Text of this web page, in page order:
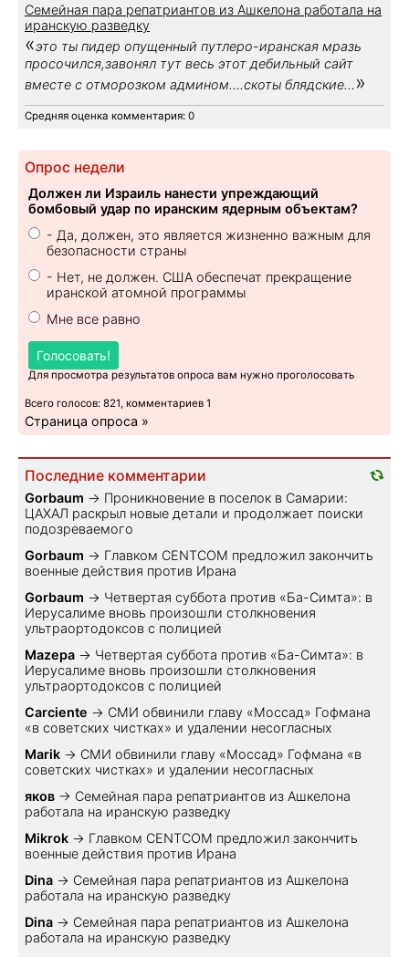
Семейная пара репатриантов из Ашкелона работала на
иранскую разведку
«это ты пидер опущенный путлеро-иранская мразь
просочился,завонял тут весь этот дебильный сайт
вместе с отморозком админом....скоты блядские... »
Средняя оценка комментария: 0
Опрос недели
Должен ли Израиль нанести упреждающий
бомбовый удар по иранским ядерным объектам?
- Да, должен, это является жизненно важным для
безопасности страны
- Нет, не должен. США обеспечат прекращение
иранской атомной программы
Мне все равно
Голосовать!
Для просмотра результатов опроса вам нужно проголосовать
Всего голосов: 821, комментариев 1
Страница опроса »
Последние комментарии
Gorbaum → Проникновение в поселок в Самарии:
ЦАХАЛ раскрыл новые детали и продолжает поиски
подозреваемого
Gorbaum → Главком CENTCOM предложил закончить
военные действия против Ирана
Gorbaum → Четвертая суббота против «Ба-Симта»: в
Иерусалиме вновь произошли столкновения
ультраортодоксов с полицией
Mazepa → Четвертая суббота против «Ба-Симта»: в
Иерусалиме вновь произошли столкновения
ультраортодоксов с полицией
Carciente → СМИ обвинили главу «Моссад» Гофмана
«в советских чистках» и удалении несогласных
Marik → СМИ обвинили главу «Моссад» Гофмана «в
советских чистках» и удалении несогласных
яков → Семейная пара репатриантов из Ашкелона
работала на иранскую разведку
Mikrok → Главком CENTCOM предложил закончить
военные действия против Ирана
Dina → Семейная пара репатриантов из Ашкелона
работала на иранскую разведку
Dina → Семейная пара репатриантов из Ашкелона
работала на иранскую разведку